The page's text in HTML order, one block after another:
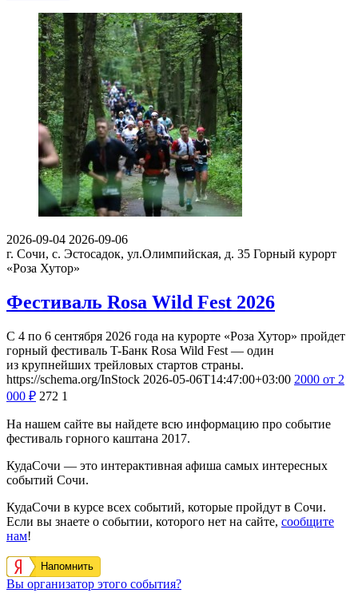
2026-09-04 2026-09-06
г. Сочи, с. Эстосадок, ул.Олимпийская, д. 35 Горный курорт
«Роза Хутор»
Фестиваль Rosa Wild Fest 2026
С 4 по 6 сентября 2026 года на курорте «Роза Хутор» пройдет
горный фестиваль T-Банк Rosa Wild Fest — один
из крупнейших трейловых стартов страны.
https://schema.org/InStock 2026-05-06T14:47:00+03:00 2000 от 2
000 ₽ 272 1
На нашем сайте вы найдете всю информацию про событие
фестиваль горного каштана 2017.
КудаСочи — это интерактивная афиша самых интересных
событий Сочи.
КудаСочи в курсе всех событий, которые пройдут в Сочи.
Если вы знаете о событии, которого нет на сайте, сообщите
нам!
Напомнить
Вы организатор этого события?